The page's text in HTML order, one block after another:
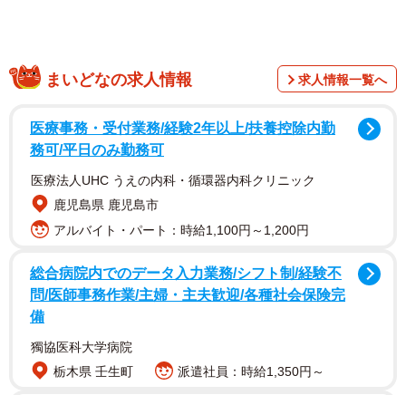
さんが6月29日にXへ投稿したこのイラストは、「いいね」
たのが、「直射日光を受けないだけでこんなにも過ごしや
すいとは思わなかった」というアームカバーの効果です。
まいどなの求人情報 求人情報一覧へ
医療事務・受付業務/経験2年以上/扶養控除内勤
務可/平日のみ勤務可
医療法人UHC うえの内科・循環器内科クリニック
鹿児島県 鹿児島市
アルバイト・パート：時給1,100円～1,200円
総合病院内でのデータ入力業務/シフト制/経験不
問/医師事務作業/主婦・主夫歓迎/各種社会保険完
備
獨協医科大学病院
栃木県 壬生町
派遣社員：時給1,350円～